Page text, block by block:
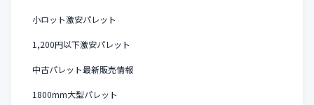
小ロット激安パレット
1,200円以下激安パレット
中古パレット最新販売情報
1800mm大型パレット